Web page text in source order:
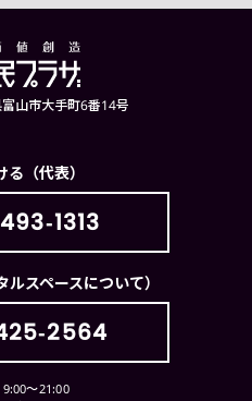
山市大手町6番14号
（代表）
1313
スペースについて）
2564
〜21:00